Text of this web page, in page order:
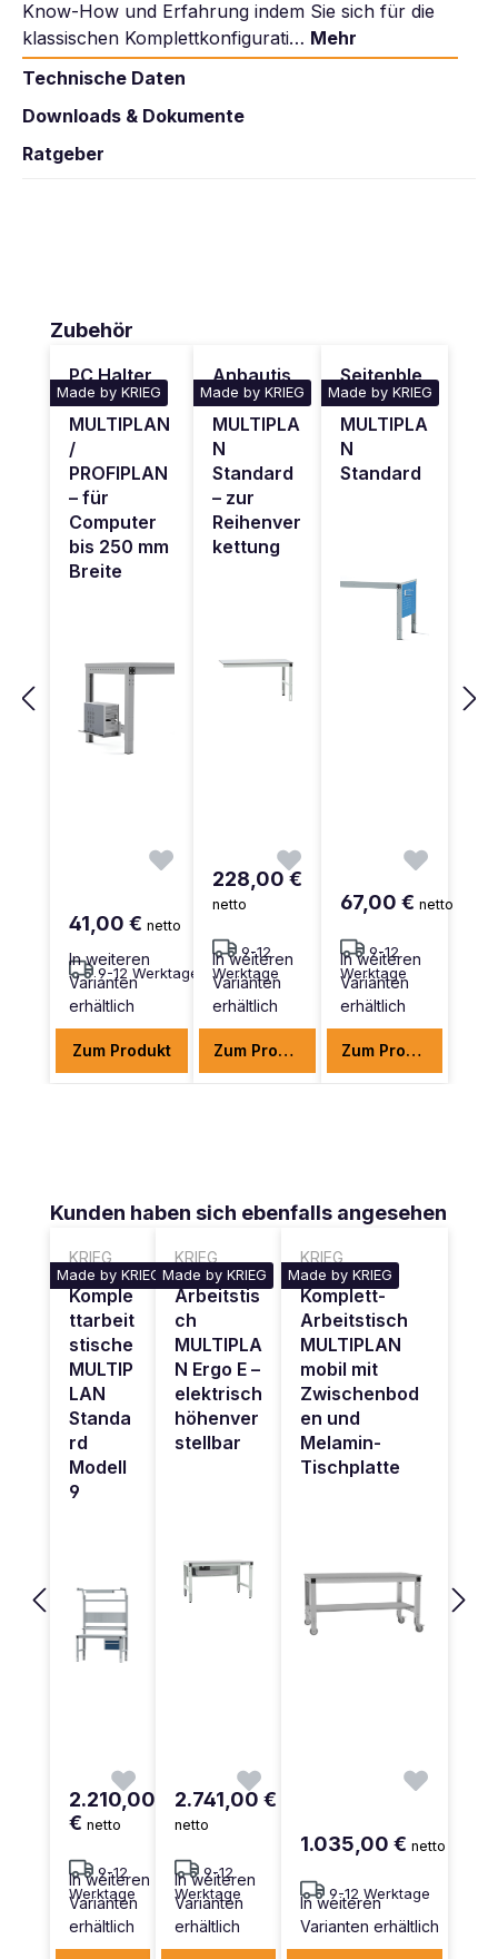
Know-How und Erfahrung indem Sie sich für die
klassischen Komplettkonfigurati… Mehr
Technische Daten
Downloads & Dokumente
Ratgeber
Produktgalerie überspringen
Zubehör
Made by KRIEG
PC Halter
für
MULTIPLAN
/
PROFIPLAN
– für
Computer
bis 250 mm
Breite
41,00 € netto
9-12 Werktage
In weiteren
Varianten
erhältlich
Zum Produkt
Made by KRIEG
Anbautis
ch
MULTIPLA
N
Standard
– zur
Reihenver
kettung
228,00 €
netto
9-12
Werktage
In weiteren
Varianten
erhältlich
Zum Produkt
Made by KRIEG
Seitenble
nde für
MULTIPLA
N
Standard
67,00 € netto
9-12
Werktage
In weiteren
Varianten
erhältlich
Zum Produkt
Produktgalerie überspringen
Kunden haben sich ebenfalls angesehen
KRIEG
Made by KRIEG
Komple
ttarbeit
stische
MULTIP
LAN
Standa
rd
Modell
9
2.210,00
€ netto
9-12
Werktage
In weiteren
Varianten
erhältlich
KRIEG
Made by KRIEG
Arbeitstis
ch
MULTIPLA
N Ergo E –
elektrisch
höhenver
stellbar
2.741,00 €
netto
9-12
Werktage
In weiteren
Varianten
erhältlich
KRIEG
Made by KRIEG
Komplett-
Arbeitstisch
MULTIPLAN
mobil mit
Zwischenbod
en und
Melamin-
Tischplatte
1.035,00 €netto
9-12 Werktage
In weiteren
Varianten erhältlich